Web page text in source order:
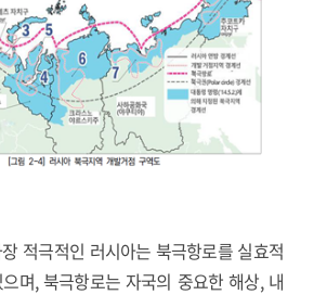
적극적인 러시아는 북극항로를 실효적
며, 북극항로는 자국의 중요한 해상, 내